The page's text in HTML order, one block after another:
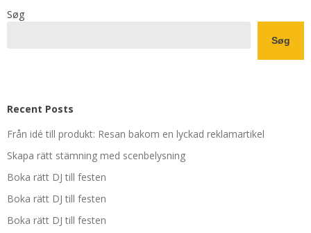
Søg
Søg
Recent Posts
Från idé till produkt: Resan bakom en lyckad reklamartikel
Skapa rätt stämning med scenbelysning
Boka rätt DJ till festen
Boka rätt DJ till festen
Boka rätt DJ till festen